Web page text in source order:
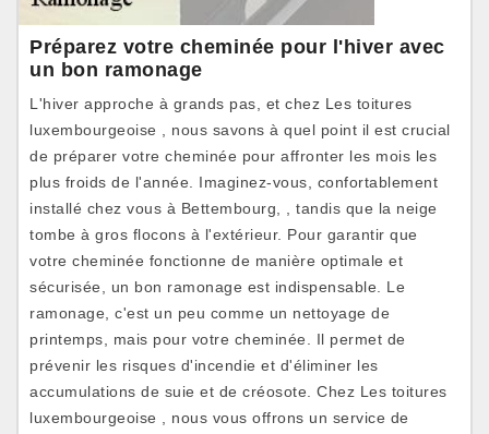
Préparez votre cheminée pour l'hiver avec
un bon ramonage
L'hiver approche à grands pas, et chez Les toitures
luxembourgeoise , nous savons à quel point il est crucial
de préparer votre cheminée pour affronter les mois les
plus froids de l'année. Imaginez-vous, confortablement
installé chez vous à Bettembourg, , tandis que la neige
tombe à gros flocons à l'extérieur. Pour garantir que
votre cheminée fonctionne de manière optimale et
sécurisée, un bon ramonage est indispensable. Le
ramonage, c'est un peu comme un nettoyage de
printemps, mais pour votre cheminée. Il permet de
prévenir les risques d'incendie et d'éliminer les
accumulations de suie et de créosote. Chez Les toitures
luxembourgeoise , nous vous offrons un service de